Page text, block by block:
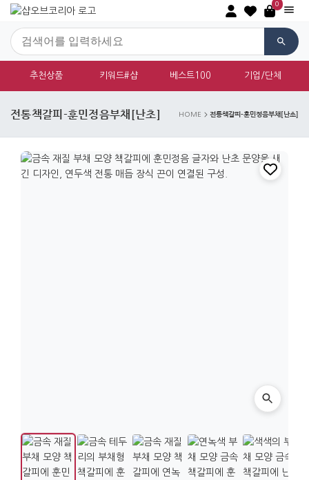
0
추천상품 키워드#샵 베스트100 기업/단체
전통책갈피-훈민정음부채[난초] HOME 전통책갈피-훈민정음부채[난초]